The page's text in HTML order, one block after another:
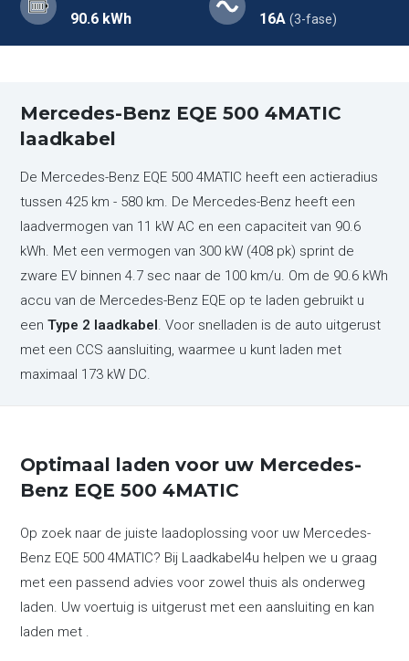
90.6 kWh 16A (3-fase)
Mercedes-Benz EQE 500 4MATIC
laadkabel
De Mercedes-Benz EQE 500 4MATIC heeft een actieradius
tussen 425 km - 580 km. De Mercedes-Benz heeft een
laadvermogen van 11 kW AC en een capaciteit van 90.6
kWh. Met een vermogen van 300 kW (408 pk) sprint de
zware EV binnen 4.7 sec naar de 100 km/u. Om de 90.6 kWh
accu van de Mercedes-Benz EQE op te laden gebruikt u
eenType 2 laadkabel. Voor snelladen is de auto uitgerust
met een CCS aansluiting, waarmee u kunt laden met
maximaal 173 kW DC.
Optimaal laden voor uw Mercedes-
Benz EQE 500 4MATIC
Op zoek naar de juiste laadoplossing voor uw Mercedes-
Benz EQE 500 4MATIC? Bij Laadkabel4u helpen we u graag
met een passend advies voor zowel thuis als onderweg
laden. Uw voertuig is uitgerust met een aansluiting en kan
laden met .